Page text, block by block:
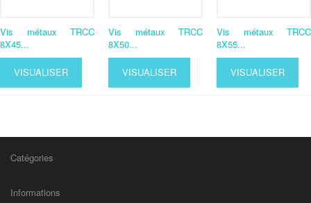
Vis métaux TRCC
8X45...
VISUALISER
Vis métaux TRCC
8X50...
VISUALISER
Vis métaux TRCC
8X55...
VISUALISER
Catégories
Informations